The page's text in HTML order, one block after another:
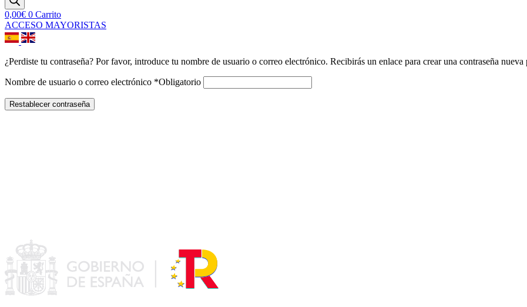
0,00€ 0 Carrito
ACCESO MAYORISTAS
¿Perdiste tu contraseña? Por favor, introduce tu nombre de usuario o correo electrónico. Recibirás un enlace para crear una contraseña
Nombre de usuario o correo electrónico *Obligatorio
Restablecer contraseña